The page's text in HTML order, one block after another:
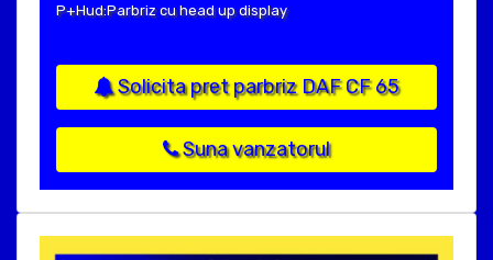
P+Hud:Parbriz cu head up display
Solicita pret parbriz DAF CF 65
Suna vanzatorul